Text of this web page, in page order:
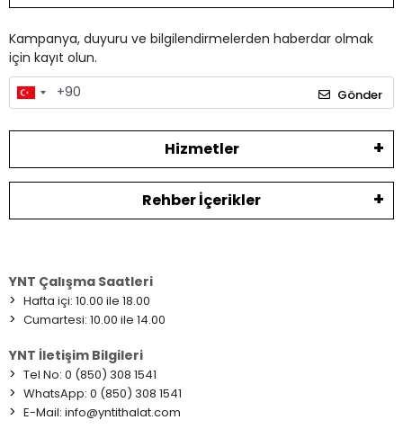
Kampanya, duyuru ve bilgilendirmelerden haberdar olmak
için kayıt olun.
Gönder
Hizmetler
Rehber İçerikler
YNT Çalışma Saatleri
> Hafta içi: 10.00 ile 18.00
> Cumartesi: 10.00 ile 14.00
YNT İletişim Bilgileri
> Tel No: 0 (850) 308 1541
> WhatsApp: 0 (850) 308 1541
> E-Mail: info@yntithalat.com